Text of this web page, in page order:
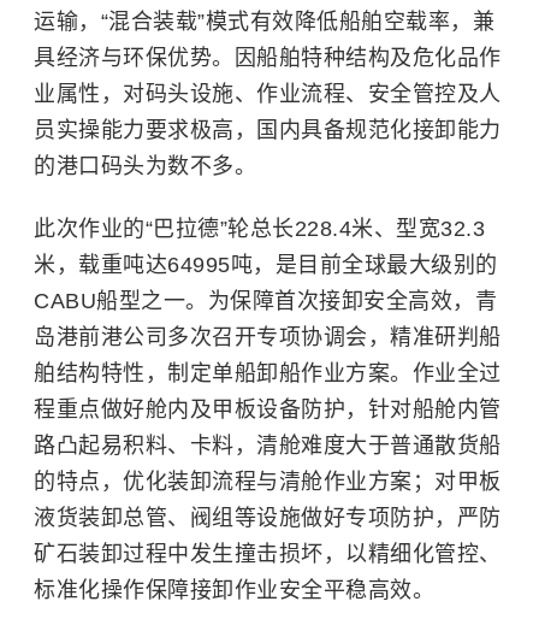
运输，“混合装载”模式有效降低船舶空载率，兼
具经济与环保优势。因船舶特种结构及危化品作
业属性，对码头设施、作业流程、安全管控及人
员实操能力要求极高，国内具备规范化接卸能力
的港口码头为数不多。
此次作业的“巴拉德”轮总长228.4米、型宽32.3
米，载重吨达64995吨，是目前全球最大级别的
CABU船型之一。为保障首次接卸安全高效，青
岛港前港公司多次召开专项协调会，精准研判船
舶结构特性，制定单船卸船作业方案。作业全过
程重点做好舱内及甲板设备防护，针对船舱内管
路凸起易积料、卡料，清舱难度大于普通散货船
的特点，优化装卸流程与清舱作业方案；对甲板
液货装卸总管、阀组等设施做好专项防护，严防
矿石装卸过程中发生撞击损坏，以精细化管控、
标准化操作保障接卸作业安全平稳高效。